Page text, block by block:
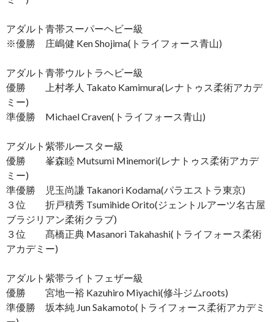
アダルト青帯スーパーヘビー級
※優勝 庄嶋健 Ken Shojima(トライフォース青山)
アダルト青帯ウルトラヘビー級
優勝 上村孝人 Takato Kamimura(レナトゥス柔術アカデ
ミー)
準優勝 Michael Craven(トライフォース青山)
アダルト紫帯ルースター級
優勝 峯森睦 Mutsumi Minemori(レナトゥス柔術アカデ
ミー)
準優勝 児玉尚謙 Takanori Kodama(パラエストラ東京)
３位 折戸積秀 Tsumihide Orito(ジェントルアーツ名古屋
ブラジリアン柔術クラブ)
３位 髙橋正典 Masanori Takahashi(トライフォース柔術
アカデミー)
アダルト紫帯ライトフェザー級
優勝 宮地一裕 Kazuhiro Miyachi(修斗ジムroots)
準優勝 坂本純 Jun Sakamoto(トライフォース柔術アカデミ